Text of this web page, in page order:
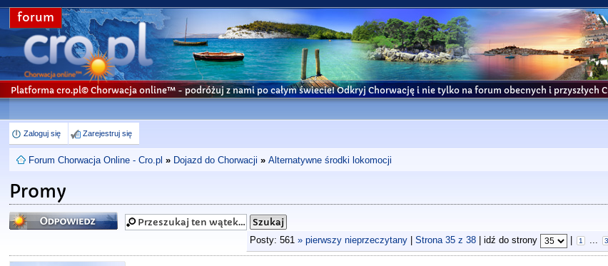
forum
Platforma cro.pl© Chorwacja online™ - podróżuj z nami po całym świecie! Odkryj Chorwację i nie tylko na forum obecnych i przyszłych
Zaloguj się Zarejestruj się
Forum Chorwacja Online - Cro.pl » Dojazd do Chorwacji » Alternatywne środki lokomocji
Promy
Odpowiedz
Posty: 561 » pierwszy nieprzeczytany| Strona 35z 38| idź do strony 1 ...